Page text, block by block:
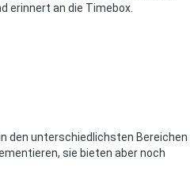
erinnert an die Timebox.
den unterschiedlichsten Bereichen
sie bieten aber noch